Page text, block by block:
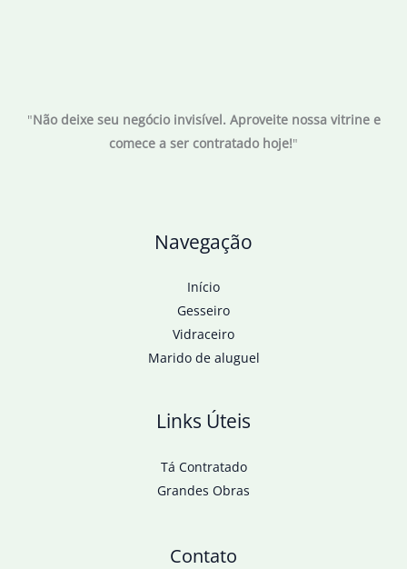
desenvolvimento
"Não deixe seu negócio invisível. Aproveite nossa vitrine e
comece a ser contratado hoje!"
Navegação
Início
Gesseiro
Vidraceiro
Marido de aluguel
Links Úteis
Tá Contratado
Grandes Obras
Contato